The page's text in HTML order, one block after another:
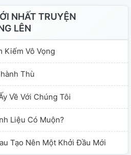
NHẤT TRUYỆN
LÊN
Kiếm Vô Vọng
Thù
Về Với Chúng Tôi
Liệu Có Muộn?
Tạo Nên Một Khởi Đầu Mới